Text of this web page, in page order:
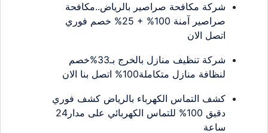
شركة مكافحة صراصير بالرياض..مكافحة
صراصير آمنة 100% + 25% خصم فوري
اتصل الان
شركة تنظيف منازل بالخرج بـ33%خصم
لنظافة منازل متكاملة100% اتصل بنا الان
كشف التماس الكهرباء بالرياض كشف فوري
دقيق 100% للتماس الكهربائي على مدار24
ساعة